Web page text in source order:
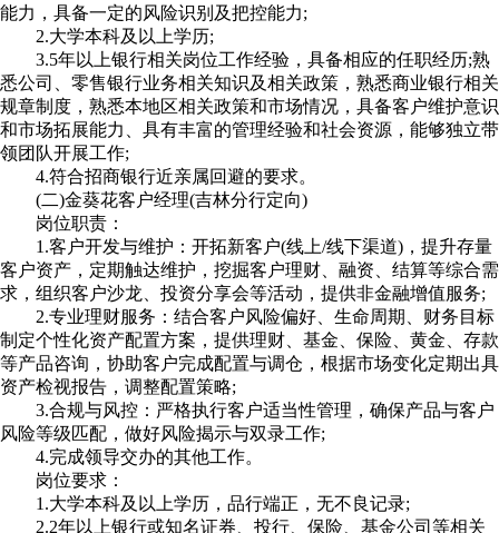
能力，具备一定的风险识别及把控能力;
2.大学本科及以上学历;
3.5年以上银行相关岗位工作经验，具备相应的任职经历;熟
悉公司、零售银行业务相关知识及相关政策，熟悉商业银行相关
规章制度，熟悉本地区相关政策和市场情况，具备客户维护意识
和市场拓展能力、具有丰富的管理经验和社会资源，能够独立带
领团队开展工作;
4.符合招商银行近亲属回避的要求。
(二)金葵花客户经理(吉林分行定向)
岗位职责：
1.客户开发与维护：开拓新客户(线上/线下渠道)，提升存量
客户资产，定期触达维护，挖掘客户理财、融资、结算等综合需
求，组织客户沙龙、投资分享会等活动，提供非金融增值服务;
2.专业理财服务：结合客户风险偏好、生命周期、财务目标
制定个性化资产配置方案，提供理财、基金、保险、黄金、存款
等产品咨询，协助客户完成配置与调仓，根据市场变化定期出具
资产检视报告，调整配置策略;
3.合规与风控：严格执行客户适当性管理，确保产品与客户
风险等级匹配，做好风险揭示与双录工作;
4.完成领导交办的其他工作。
岗位要求：
1.大学本科及以上学历，品行端正，无不良记录;
2.2年以上银行或知名证券、投行、保险、基金公司等相关